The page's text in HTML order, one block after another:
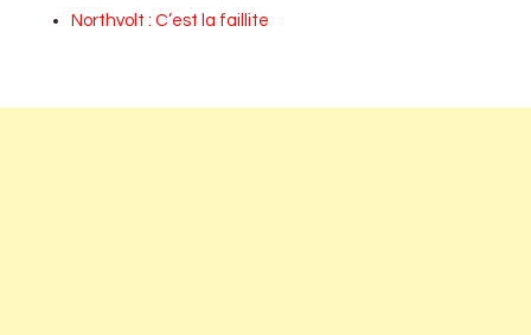
Northvolt : C’est la faillite